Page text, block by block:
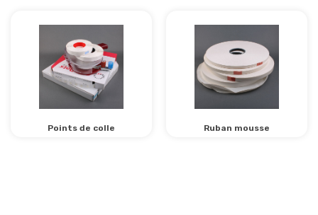
Points de colle Ruban mousse